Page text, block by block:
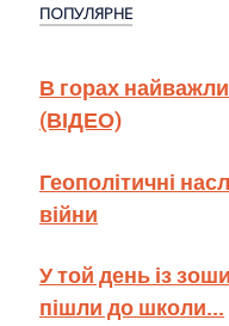
ПОПУЛЯРНЕ
В горах
(ВІДЕО)
Геополітичні
війни
У той день із
пішли до школи...